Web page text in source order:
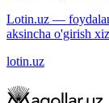
Lotin.uz —
aksincha o'girish
lotin.uz